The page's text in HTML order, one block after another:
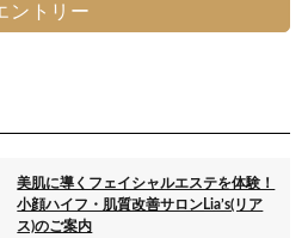
ントリー
美肌に導くフェイシャルエステを体験！
小顔ハイフ・肌質改善サロンLia’s(リア
ス)のご案内